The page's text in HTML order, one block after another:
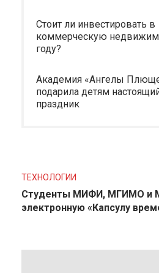
Стоит ли инвестировать в
коммерческую
году?
Академия «Ангелы
подарила детям
праздник
ТЕХНОЛОГИИ
Студенты МИФИ, МГИМО и
электронную «Капсулу